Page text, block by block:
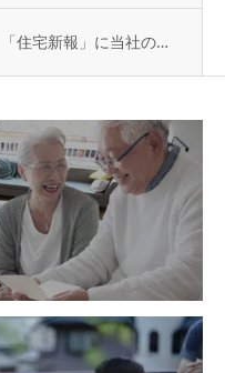
「住宅新報」に当社の取り組みが掲載されました（2026年3月24日号）